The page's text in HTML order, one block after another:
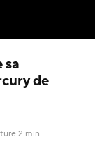
sa
de
2 min.